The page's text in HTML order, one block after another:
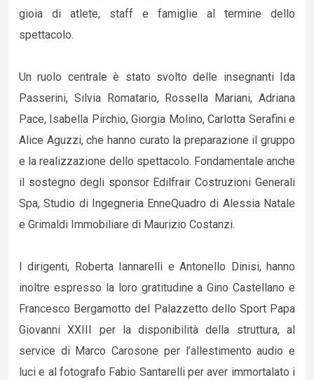
gioia di atlete, staff e famiglie al termine dello
spettacolo.
Un ruolo centrale è stato svolto delle insegnanti Ida
Passerini, Silvia Romatario, Rossella Mariani, Adriana
Pace, Isabella Pirchio, Giorgia Molino, Carlotta Serafini e
Alice Aguzzi, che hanno curato la preparazione il gruppo
e la realizzazione dello spettacolo. Fondamentale anche
il sostegno degli sponsor Edilfrair Costruzioni Generali
Spa, Studio di Ingegneria EnneQuadro di Alessia Natale
e Grimaldi Immobiliare di Maurizio Costanzi.
I dirigenti, Roberta Iannarelli e Antonello Dinisi, hanno
inoltre espresso la loro gratitudine a Gino Castellano e
Francesco Bergamotto del Palazzetto dello Sport Papa
Giovanni XXIII per la disponibilità della struttura, al
service di Marco Carosone per l’allestimento audio e
luci e al fotografo Fabio Santarelli per aver immortalato i